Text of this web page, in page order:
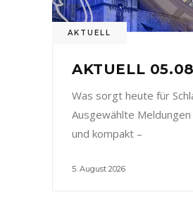
AKTUELL
AKTUELL
Was sorgt heute für
Ausgewählte Meldungen
und kompakt –
5. August 2026